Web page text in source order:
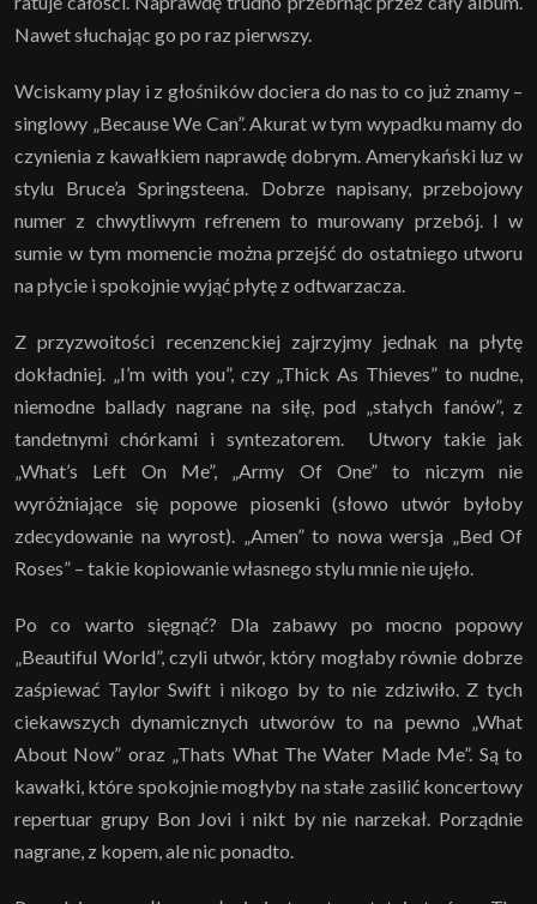
Nawet słuchając go po raz pierwszy.
Wciskamy play i z głośników dociera do nas to co już znamy –
singlowy „Because We Can”. Akurat w tym wypadku mamy do
czynienia z kawałkiem naprawdę dobrym. Amerykański luz w
stylu Bruce’a Springsteena. Dobrze napisany, przebojowy
numer z chwytliwym refrenem to murowany przebój. I w
sumie w tym momencie można przejść do ostatniego utworu
na płycie i spokojnie wyjąć płytę z odtwarzacza.
Z przyzwoitości recenzenckiej zajrzyjmy jednak na płytę
dokładniej. „I’m with you”, czy „Thick As Thieves” to nudne,
niemodne ballady nagrane na siłę, pod „stałych fanów”, z
tandetnymi chórkami i syntezatorem. Utwory takie jak
„What’s Left On Me”, „Army Of One” to niczym nie
wyróżniające się popowe piosenki (słowo utwór byłoby
zdecydowanie na wyrost). „Amen” to nowa wersja „Bed Of
Roses” – takie kopiowanie własnego stylu mnie nie ujęło.
Po co warto sięgnąć? Dla zabawy po mocno popowy
„Beautiful World”, czyli utwór, który mogłaby równie dobrze
zaśpiewać Taylor Swift i nikogo by to nie zdziwiło. Z tych
ciekawszych dynamicznych utworów to na pewno „What
About Now” oraz „Thats What The Water Made Me”. Są to
kawałki, które spokojnie mogłyby na stałe zasilić koncertowy
repertuar grupy Bon Jovi i nikt by nie narzekał. Porządnie
nagrane, z kopem, ale nic ponadto.